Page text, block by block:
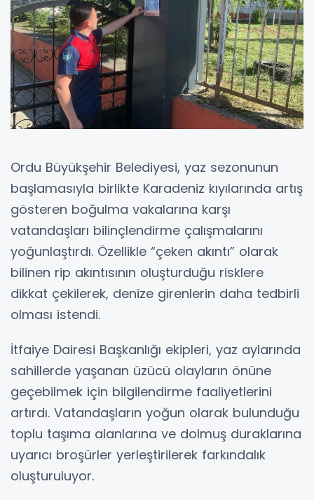
Ordu Büyükşehir Belediyesi, yaz sezonunun
başlamasıyla birlikte Karadeniz kıyılarında artış
gösteren boğulma vakalarına karşı
vatandaşları bilinçlendirme çalışmalarını
yoğunlaştırdı. Özellikle “çeken akıntı” olarak
bilinen rip akıntısının oluşturduğu risklere
dikkat çekilerek, denize girenlerin daha tedbirli
olması istendi.
İtfaiye Dairesi Başkanlığı ekipleri, yaz aylarında
sahillerde yaşanan üzücü olayların önüne
geçebilmek için bilgilendirme faaliyetlerini
artırdı. Vatandaşların yoğun olarak bulunduğu
toplu taşıma alanlarına ve dolmuş duraklarına
uyarıcı broşürler yerleştirilerek farkındalık
oluşturuluyor.